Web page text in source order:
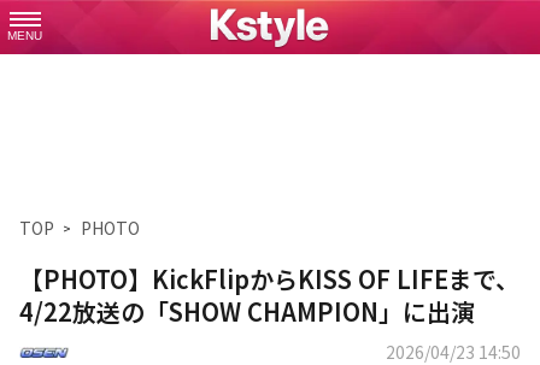
MENU
TOP PHOTO
【PHOTO】KickFlipからKISS OF LIFEまで、
4/22放送の「SHOW CHAMPION」に出演
2026/04/23 14:50